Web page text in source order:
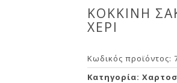
ΚΟΚΚΙΝΗ
ΧΕΡΙ
Κωδικός προϊόντος:
Κατηγορία: